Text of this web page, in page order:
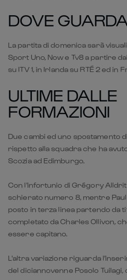
su ITV 1, in Irlanda su RTÉ 2 ed in
ULTIME DALLE
FORMAZIONI
rispetto alla squadra che ha
Scozia ad Edimburgo.
Con l'infortunio diGrégory
schierato numero 8, mentre
posto in terza linea partendo da
essere capitano.
L'altra variazione riguarda
del diciannovenne Posolo
vedere le sue qualità dalla
dalla lista gara.